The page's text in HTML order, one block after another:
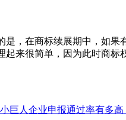
是，在商标续展期中，如果
起来很简单，因为此时商标
巨人企业申报通过率有多高